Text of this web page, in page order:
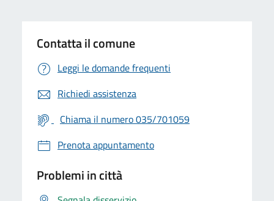
Contatta il comune
Leggi le domande frequenti
Richiedi assistenza
Chiama il numero 035/701059
Prenota appuntamento
Problemi in città